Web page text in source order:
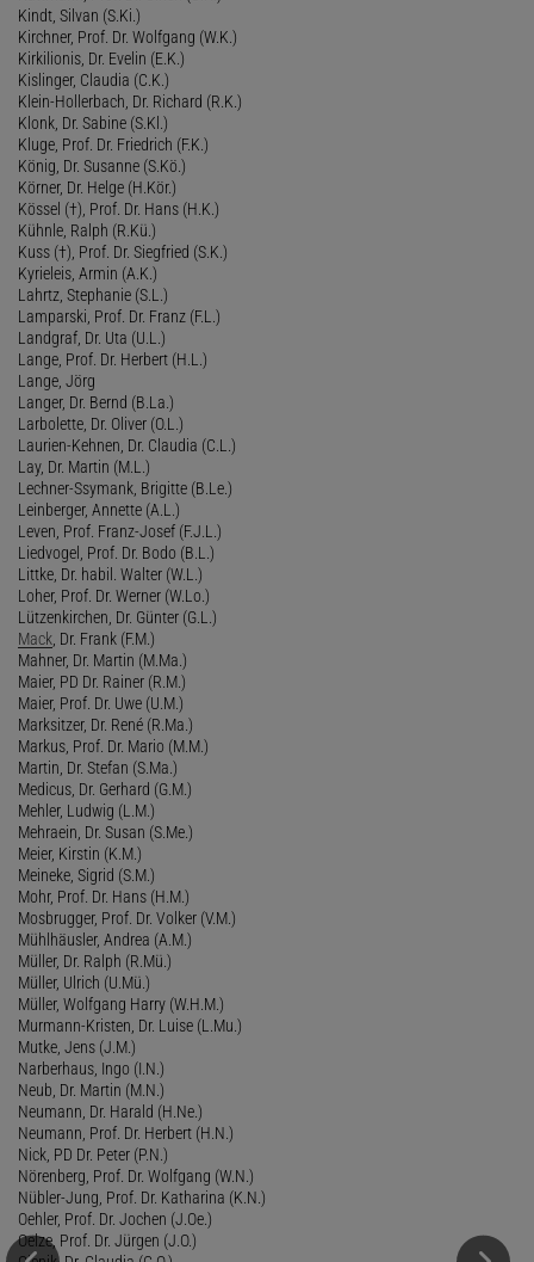
Kindt, Silvan (S.Ki.)
Kirchner, Prof. Dr. Wolfgang (W.K.)
Kirkilionis, Dr. Evelin (E.K.)
Kislinger, Claudia (C.K.)
Klein-Hollerbach, Dr. Richard (R.K.)
Klonk, Dr. Sabine (S.Kl.)
Kluge, Prof. Dr. Friedrich (F.K.)
König, Dr. Susanne (S.Kö.)
Körner, Dr. Helge (H.Kör.)
Kössel (†), Prof. Dr. Hans (H.K.)
Kühnle, Ralph (R.Kü.)
Kuss (†), Prof. Dr. Siegfried (S.K.)
Kyrieleis, Armin (A.K.)
Lahrtz, Stephanie (S.L.)
Lamparski, Prof. Dr. Franz (F.L.)
Landgraf, Dr. Uta (U.L.)
Lange, Prof. Dr. Herbert (H.L.)
Lange, Jörg
Langer, Dr. Bernd (B.La.)
Larbolette, Dr. Oliver (O.L.)
Laurien-Kehnen, Dr. Claudia (C.L.)
Lay, Dr. Martin (M.L.)
Lechner-Ssymank, Brigitte (B.Le.)
Leinberger, Annette (A.L.)
Leven, Prof. Franz-Josef (F.J.L.)
Liedvogel, Prof. Dr. Bodo (B.L.)
Littke, Dr. habil. Walter (W.L.)
Loher, Prof. Dr. Werner (W.Lo.)
Lützenkirchen, Dr. Günter (G.L.)
Mack , Dr. Frank (F.M.)
Mahner, Dr. Martin (M.Ma.)
Maier, PD Dr. Rainer (R.M.)
Maier, Prof. Dr. Uwe (U.M.)
Marksitzer, Dr. René (R.Ma.)
Markus, Prof. Dr. Mario (M.M.)
Martin, Dr. Stefan (S.Ma.)
Medicus, Dr. Gerhard (G.M.)
Mehler, Ludwig (L.M.)
Mehraein, Dr. Susan (S.Me.)
Meier, Kirstin (K.M.)
Meineke, Sigrid (S.M.)
Mohr, Prof. Dr. Hans (H.M.)
Mosbrugger, Prof. Dr. Volker (V.M.)
Mühlhäusler, Andrea (A.M.)
Müller, Dr. Ralph (R.Mü.)
Müller, Ulrich (U.Mü.)
Müller, Wolfgang Harry (W.H.M.)
Murmann-Kristen, Dr. Luise (L.Mu.)
Mutke, Jens (J.M.)
Narberhaus, Ingo (I.N.)
Neub, Dr. Martin (M.N.)
Neumann, Dr. Harald (H.Ne.)
Neumann, Prof. Dr. Herbert (H.N.)
Nick, PD Dr. Peter (P.N.)
Nörenberg, Prof. Dr. Wolfgang (W.N.)
Nübler-Jung, Prof. Dr. Katharina (K.N.)
Oehler, Prof. Dr. Jochen (J.Oe.)
Oelze, Prof. Dr. Jürgen (J.O.)